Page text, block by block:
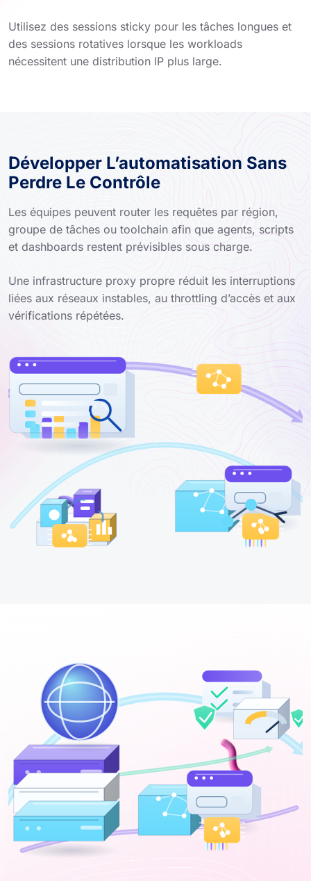
Utilisez des sessions sticky pour les tâches longues et
des sessions rotatives lorsque les workloads
nécessitent une distribution IP plus large.
Développer L’automatisation Sans
Perdre Le Contrôle
Les équipes peuvent router les requêtes par région,
groupe de tâches ou toolchain afin que agents, scripts
et dashboards restent prévisibles sous charge.
Une infrastructure proxy propre réduit les interruptions
liées aux réseaux instables, au throttling d’accès et aux
vérifications répétées.